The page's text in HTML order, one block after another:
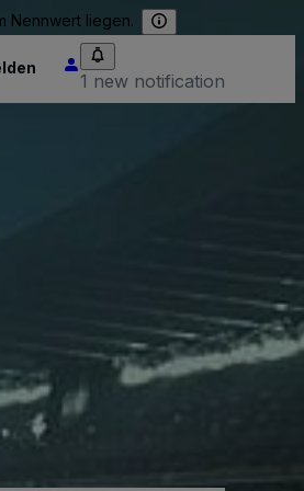
Nennwert liegen.
1 new notification